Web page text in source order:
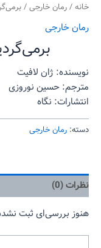
خانه/رمان خارجی/
رمان خارجی
نویسنده: ژان لافیت
مترجم: حسین نوروزی
انتشارات: نگاه
دسته: رمان خارجی
نظرات (0)
هنوز بررسی‌ای ثبت